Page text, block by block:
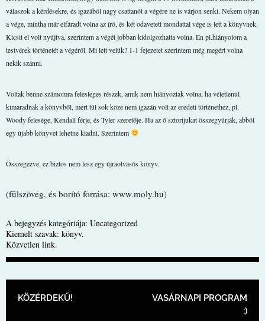
válaszok a kérdésekre, és igazából nagy csattanót a végére ne is várjon senki. Nekem olyan
a vége, mintha már elfáradt volna az író, és két odavetett mondattal vége is lett a könyvnek.
Kicsit el volt nyújtva, szerintem a végét jobban kidolgozhatta volna. Én pl.hiányolom a
testvérek történetét a végéről. Mi lett velük? 1-1 fejezetet szerintem még megért volna
nekik szánni.
Voltak benne számomra felesleges részek, amik nem hiányoztak volna, ha véletlenül
kimaradnak a könyvből, mert túl sok köze nem igazán volt az eredeti történethez, pl.
Woody felesége, Kendall férje, és Tyler szeretője. Ha az ő sztorijukat összegyúrják, abból
egy újabb könyvet lehetne kiadni. Szerintem
Összegezve, ez biztos nem lesz egy újraolvasós könyv.
(fülszöveg, és borító forrása: www.moly.hu)
A bejegyzés kategóriája: Uncategorized
Kiemelt szavak: könyv.
Közvetlen link.
BEJEGYZÉS NAVIGÁCIÓ
KÖZÉRDEKŰ!
VASÁRNAPI PROGRAM
:)